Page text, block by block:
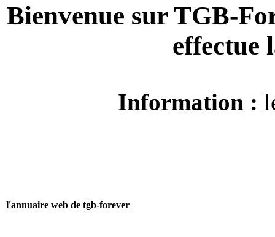
Bienvenue sur TGB-
Information :
l'annuaire web de tgb-forever